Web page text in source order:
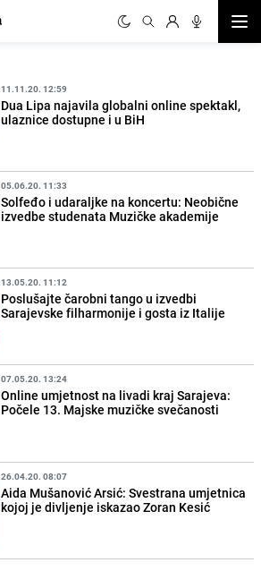
11.11.20. 12:59
Dua Lipa najavila globalni online spektakl,
ulaznice dostupne i u BiH
05.06.20. 11:33
Solfeđo i udaraljke na koncertu: Neobične
izvedbe studenata Muzičke akademije
13.05.20. 11:12
Poslušajte čarobni tango u izvedbi
Sarajevske filharmonije i gosta iz Italije
07.05.20. 13:24
Online umjetnost na livadi kraj Sarajeva:
Počele 13. Majske muzičke svečanosti
26.04.20. 08:07
Aida Mušanović Arsić: Svestrana umjetnica
kojoj je divljenje iskazao Zoran Kesić